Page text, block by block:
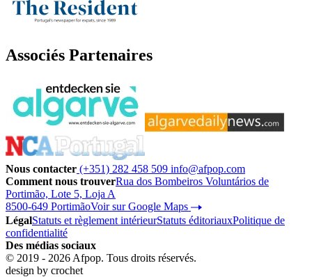
Associés Partenaires
Nous contacter (+351) 282 458 509 info@afpop.com
Comment nous trouverRua dos Bombeiros Voluntários de
Portimão, Lote 5, Loja A
8500-649 PortimãoVoir sur Google Maps
LégalStatuts et règlement intérieurStatuts éditoriauxPolitique de
confidentialité
Des médias sociaux
© 2019 - 2026 Afpop. Tous droits réservés.
design by crochet